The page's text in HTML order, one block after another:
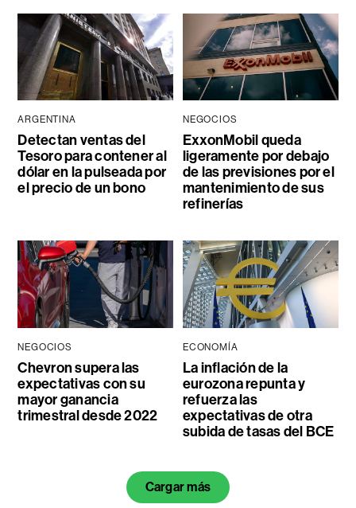
ARGENTINA
Detectan ventas del
Tesoro para contener al
dólar en la pulseada por
el precio de un bono
NEGOCIOS
ExxonMobil queda
ligeramente por debajo
de las previsiones por el
mantenimiento de sus
refinerías
NEGOCIOS
Chevron supera las
expectativas con su
mayor ganancia
trimestral desde 2022
ECONOMÍA
La inflación de la
eurozona repunta y
refuerza las
expectativas de otra
subida de tasas del BCE
Cargar más